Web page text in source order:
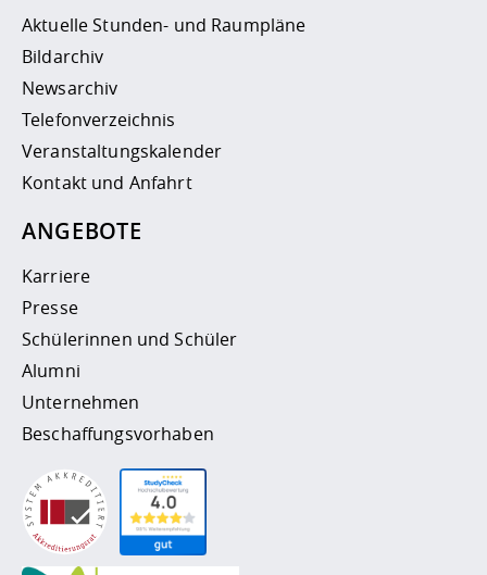
Aktuelle Stunden- und Raumpläne
Bildarchiv
Newsarchiv
Telefonverzeichnis
Veranstaltungskalender
Kontakt und Anfahrt
ANGEBOTE
Karriere
Presse
Schülerinnen und Schüler
Alumni
Unternehmen
Beschaffungsvorhaben